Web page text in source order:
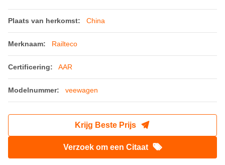
Plaats van herkomst: China
Merknaam: Railteco
Certificering: AAR
Modelnummer: veewagen
Krijg Beste Prijs
Verzoek om een Citaat